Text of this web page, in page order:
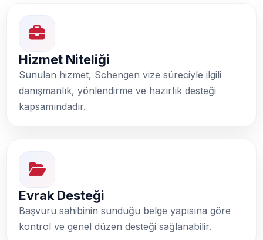
Hizmet Niteliği
Sunulan hizmet, Schengen vize süreciyle ilgili
danışmanlık, yönlendirme ve hazırlık desteği
kapsamındadır.
Evrak Desteği
Başvuru sahibinin sunduğu belge yapısına göre
kontrol ve genel düzen desteği sağlanabilir.